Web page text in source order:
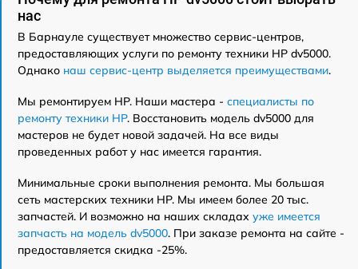
нас
В Барнауле существует множество сервис-центров,
предоставляющих услуги по ремонту техники HP dv5000.
Однако наш сервис-центр выделяется преимуществами.
Мы ремонтируем HP. Наши мастера - специалисты по
ремонту техники HP. Восстановить модель dv5000 для
мастеров не будет новой задачей. На все виды
проведенных работ у нас имеется гарантия.
Минимальные сроки выполнения ремонта. Мы большая
сеть мастерских техники HP. Мы имеем более 20 тыс.
запчастей. И возможно на наших складах уже имеется
запчасть на модель dv5000. При заказе ремонта на сайте -
предоставляется скидка -25%.